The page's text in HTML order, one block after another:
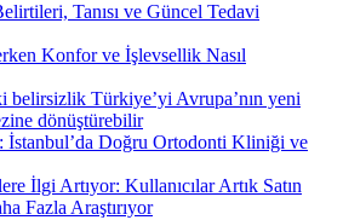
Tanısı ve Güncel Tedavi
Konfor ve İşlevsellik Nasıl
belirsizlik Türkiye’yi Avrupa’nın yeni
dönüştürebilir
İstanbul’da Doğru Ortodonti Kliniği ve
İlgi Artıyor: Kullanıcılar Artık Satın
Fazla Araştırıyor